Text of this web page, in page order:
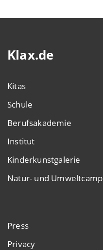
Klax.de
Kitas
Schule
Berufsakademie
Institut
Kinderkunstgalerie
Natur- und Umweltcamp
Press
Privacy